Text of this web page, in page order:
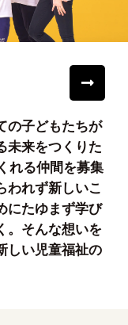
の子どもたちが
未来をつくりた
れる仲間を募集
われず新しいこ
にたゆまず学び
。そんな想いを
しい児童福祉の